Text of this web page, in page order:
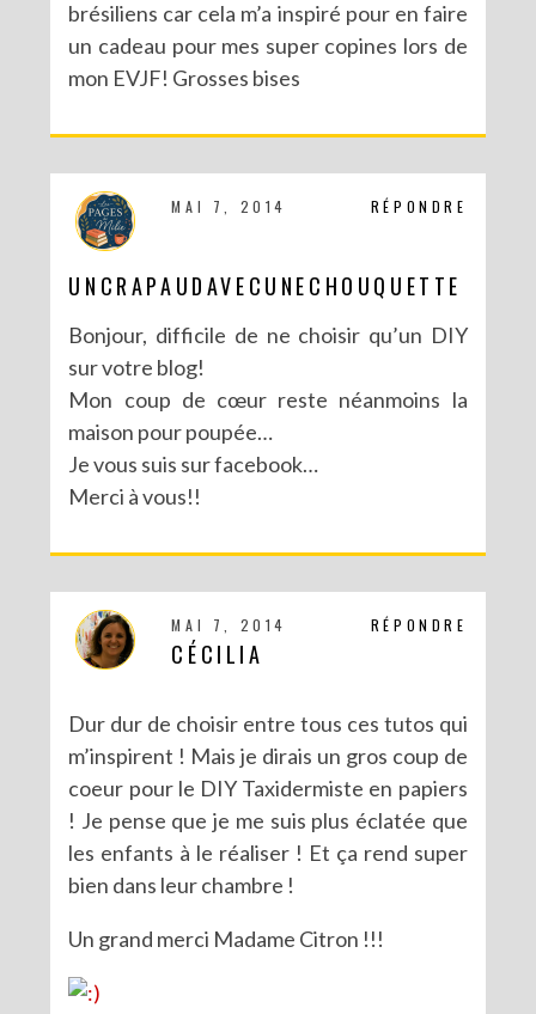
NOUVEAU BLOG POUR DE NOUVELLES (EN)VIES
MA PARTICIPATION À LA BATTLE FUSE CREATIVITY SYSTEM DE FISKARS
brésiliens car cela m’a inspiré pour en faire
un cadeau pour mes super copines lors de
mon EVJF! Grosses bises
RÉPONDRE
MAI 7, 2014
UNCRAPAUDAVECUNECHOUQUETTE
Bonjour, difficile de ne choisir qu’un DIY
sur votre blog!
Mon coup de cœur reste néanmoins la
maison pour poupée…
Je vous suis sur facebook…
Merci à vous!!
RÉPONDRE
MAI 7, 2014
CÉCILIA
Dur dur de choisir entre tous ces tutos qui
m’inspirent ! Mais je dirais un gros coup de
coeur pour le DIY Taxidermiste en papiers
! Je pense que je me suis plus éclatée que
les enfants à le réaliser ! Et ça rend super
bien dans leur chambre !
Un grand merci Madame Citron !!!